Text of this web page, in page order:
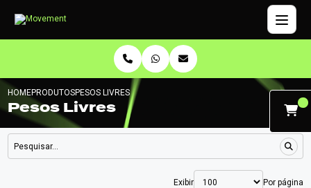
HOMEPRODUTOSPESOS LIVRES
Pesos Livres
Exibir Por página